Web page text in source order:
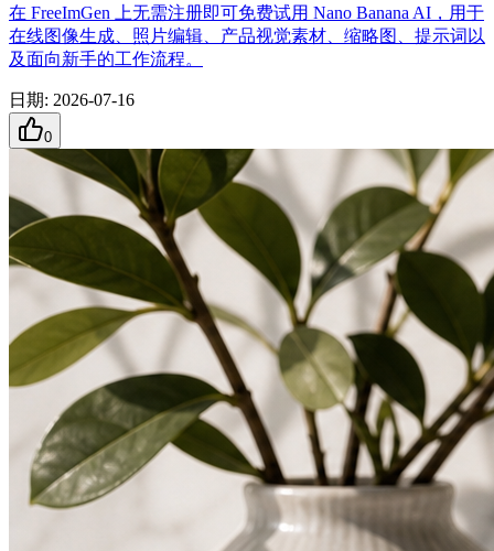
在 FreeImGen 上无需注册即可免费试用 Nano Banana AI，用于
在线图像生成、照片编辑、产品视觉素材、缩略图、提示词以
及面向新手的工作流程。
日期: 2026-07-16
0